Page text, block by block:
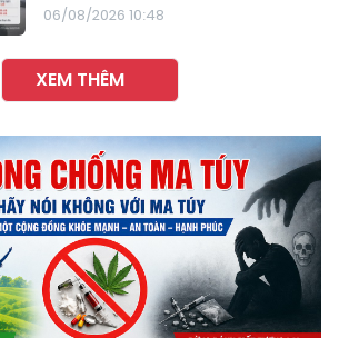
06/08/2026 10:48
XEM THÊM